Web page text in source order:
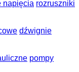
napięcia rozruszniki
dźwignie
pompy